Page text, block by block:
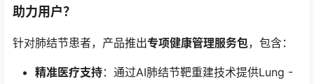
助力用户？
针对肺结节患者，产品推出专项健康管理服务包，包含：
精准医疗支持：通过AI肺结节靶重建技术提供Lung -